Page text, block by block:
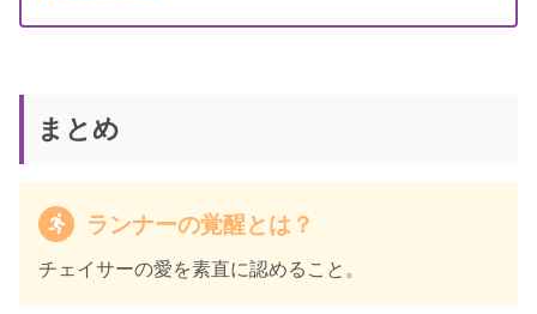
まとめ
ランナーの覚醒とは？
チェイサーの愛を素直に認めること。